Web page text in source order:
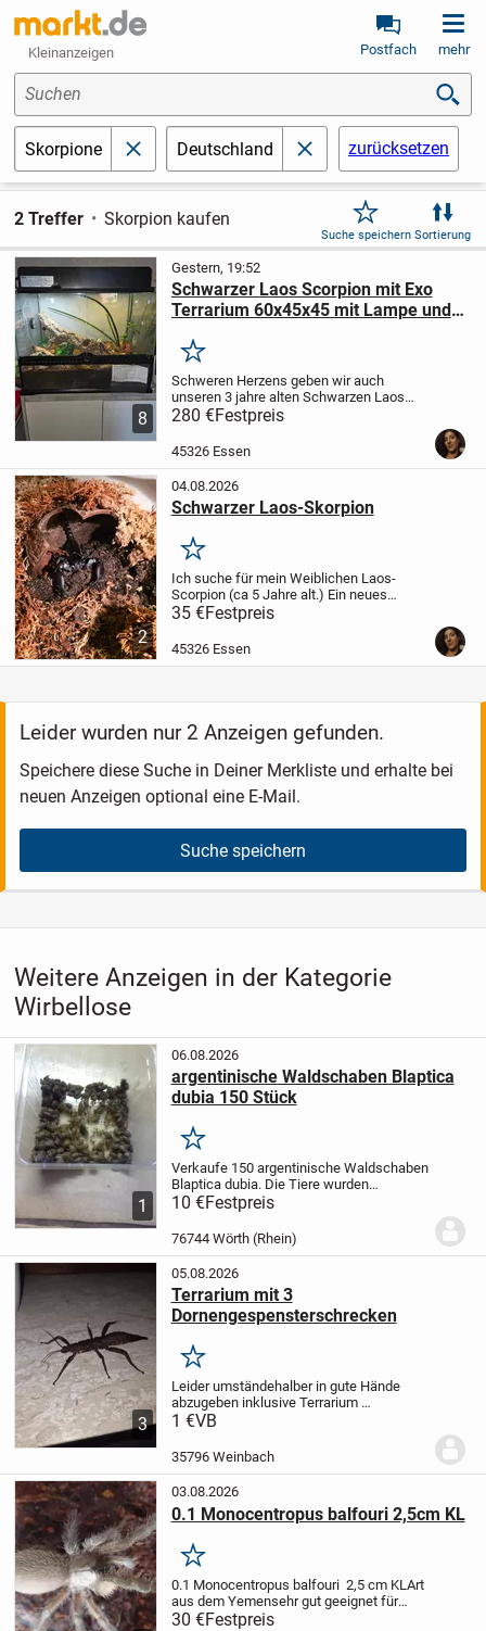
Kleinanzeigen Postfach mehr
Suchen
Skorpione schließenDeutschland schließenzurücksetzen
2 Treffer Skorpion kaufen
Suche speichern Sortierung
8
Gestern, 19:52
Schwarzer Laos Scorpion mit Exo
Terrarium 60x45x45 mit Lampe und
Merken
Schweren Herzens geben wir auch
unseren 3 jahre alten Schwarzen Laos
skorpion ab. Er fühlt sich in seinem
Terrarium sehr wohl, ist meist versteckt.
Daher wollen wir ihn ungern aus diesem
280 €Festpreis
45326 Essen
2
04.08.2026
Schwarzer Laos-Skorpion
Merken
Ich suche für mein Weiblichen Laos-
Scorpion (ca 5 Jahre alt.) Ein neues
Zuhause. Sie ist ein reines Terrariums
Tier. Frisst ohne Probleme alle 3 Wochen,
wenn man ihr das Futtertier mit einer
35 €Festpreis
45326 Essen
Leider wurden nur 2 Anzeigen gefunden.
Speichere diese Suche in Deiner Merkliste und erhalte bei
neuen Anzeigen optional eine E-Mail.
Suche speichern
Weitere Anzeigen in der Kategorie
Wirbellose
1
06.08.2026
argentinische Waldschaben Blaptica
dubia 150 Stück
Merken
Verkaufe 150 argentinische Waldschaben
Blaptica dubia. Die Tiere wurden
hochwertig gefüttert. ürMit ihren 5 bis
10mm sind sie das ideale Futter für kleine
Pfleglinge oder als Zuchtansatz
10 €Festpreis
76744 Wörth (Rhein)
3
05.08.2026
Terrarium mit 3
Dornengespensterschrecken
Merken
Leider umständehalber in gute Hände
abzugeben inklusive Terrarium
KOSTENLOS ! Sie fressen Brombeer -
alles im Wald ) Die Blätter werden 2 ×
1 €VB
35796 Weinbach
03.08.2026
0.1 Monocentropus balfouri 2,5cm KL
Merken
0.1 Monocentropus balfouri 2,5 cm KL Art
aus dem Yemensehr gut geeignet für
Gruppenhaltungdeutsche Nachzucht
30 €Festpreis